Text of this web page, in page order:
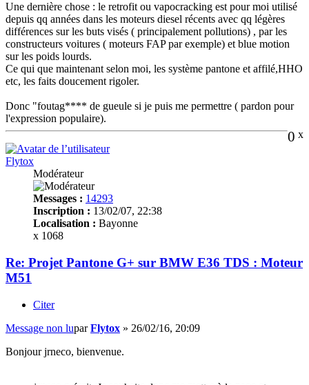
Une dernière chose : le retrofit ou vapocracking est pour moi utilisé
depuis qq années dans les moteurs diesel récents avec qq légères
différences sur les buts visés ( principalement pollutions) , par les
constructeurs voitures ( moteurs FAP par exemple) et blue motion
sur les poids lourds.
Ce qui que maintenant selon moi, les système pantone et affilé,HHO
etc, les faits doucement rigoler.
Donc "foutag**** de gueule si je puis me permettre ( pardon pour
l'expression populaire).
0 x
Flytox
Modérateur
Messages : 14293
Inscription : 13/02/07, 22:38
Localisation : Bayonne
x 1068
Re: Projet Pantone G+ sur BMW E36 TDS : Moteur
M51
Citer
Message non luparFlytox » 26/02/16, 20:09
Bonjour jrneco, bienvenue.